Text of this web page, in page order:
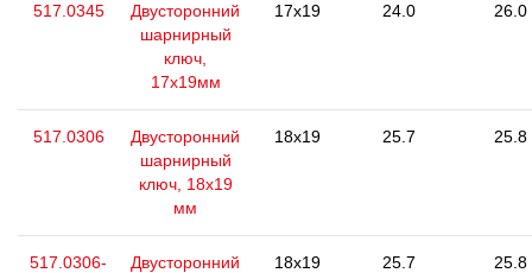
517.0345
Двусторонний
шарнирный
ключ,
17x19мм
17x19 24.0 26.0
517.0306
Двусторонний
шарнирный
ключ, 18x19
мм
18x19 25.7 25.8
517.0306-
Двусторонний
18x19 25.7 25.8